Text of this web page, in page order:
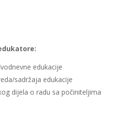
edukacije
sadržaja edukacije
dijela o radu sa počiniteljima